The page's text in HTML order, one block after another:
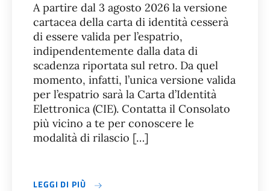
A partire dal 3 agosto 2026 la versione
cartacea della carta di identità cesserà
di essere valida per l’espatrio,
indipendentemente dalla data di
scadenza riportata sul retro. Da quel
momento, infatti, l’unica versione valida
per l’espatrio sarà la Carta d’Identità
Elettronica (CIE). Contatta il Consolato
più vicino a te per conoscere le
modalità di rilascio […]
LEGGI DI PIÙ